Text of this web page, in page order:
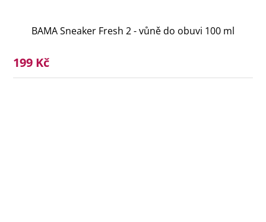
BAMA Sneaker Fresh 2 - vůně do obuvi 100 ml
199 Kč